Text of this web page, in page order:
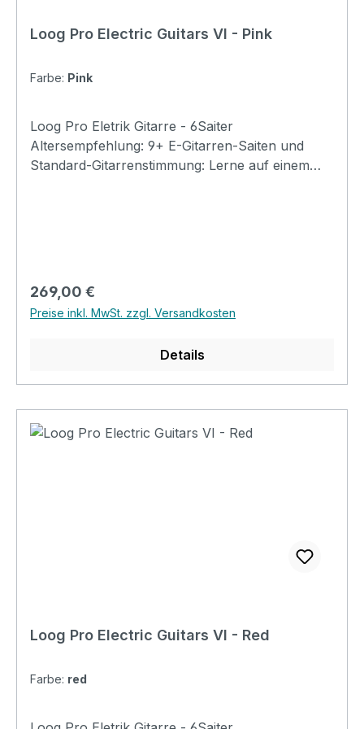
Loog Pro Electric Guitars VI - Pink
Farbe: Pink
Loog Pro Eletrik Gitarre - 6Saiter
Altersempfehlung: 9+ E-Gitarren-Saiten und
Standard-Gitarrenstimmung: Lerne auf einem
10.8" (272.5mm) Depth: 2.5" (62.0mm) Weight:
4.4lbs (2.0kg)
Regulärer Preis:
269,00 €
Preise inkl. MwSt. zzgl. Versandkosten
Details
Loog Pro Electric Guitars VI - Red
Farbe: red